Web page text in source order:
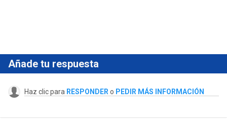
Añade tu respuesta
Haz clic para RESPONDER o PEDIR MÁS INFORMACIÓN